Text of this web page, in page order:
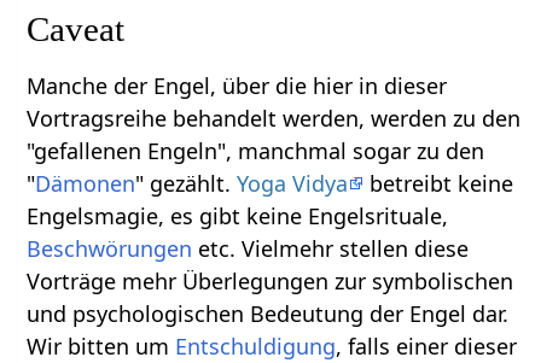
Caveat
Manche der Engel, über die hier in dieser
Vortragsreihe behandelt werden, werden zu den
"gefallenen Engeln", manchmal sogar zu den
"Dämonen" gezählt.Yoga Vidya
betreibt keine
Engelsmagie, es gibt keine Engelsrituale,
Beschwörungen etc. Vielmehr stellen diese
Vorträge mehr Überlegungen zur symbolischen
und psychologischen Bedeutung der Engel dar.
Wir bitten um Entschuldigung, falls einer dieser